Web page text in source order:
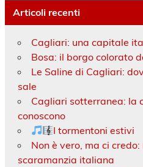
Articoli recenti
Cagliari: una capitale
Bosa: il borgo colorato
Le Saline di Cagliari:
sale
Cagliari sotterranea: la
conoscono
I tormentoni estivi
Non è vero, ma ci
scaramanzia italiana